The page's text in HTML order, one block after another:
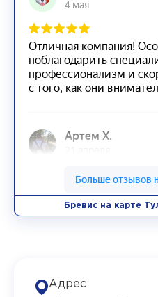
Бревис на карте
Адрес